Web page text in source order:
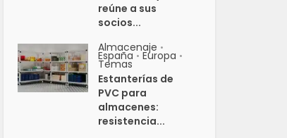
reúne a sus
socios...
Almacenaje •
España • Europa •
Temas
Estanterías de
PVC para
almacenes:
resistencia...